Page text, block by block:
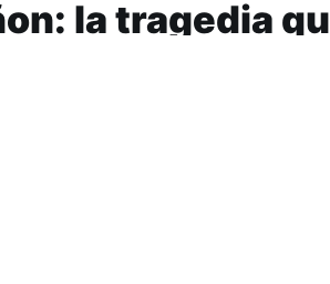
la tragedia